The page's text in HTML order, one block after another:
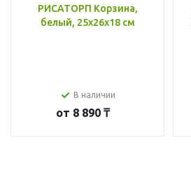
РИСАТОРП Корзина,
белый, 25x26x18 см
В наличии
от 8 890 ₸